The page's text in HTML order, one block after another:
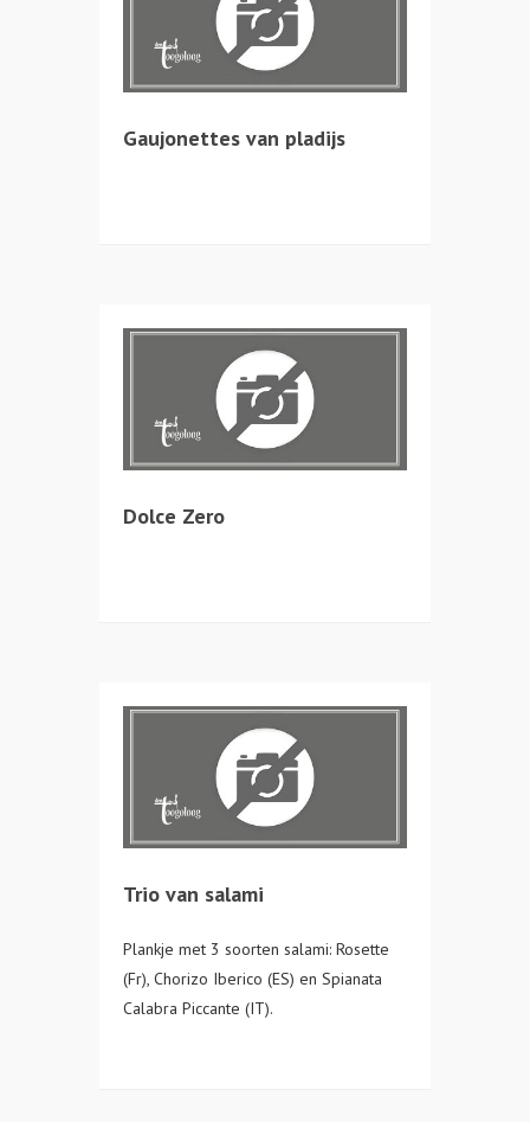
Gaujonettes van pladijs
Dolce Zero
Trio van salami
Plankje met 3 soorten salami: Rosette
(Fr), Chorizo Iberico (ES) en Spianata
Calabra Piccante (IT).